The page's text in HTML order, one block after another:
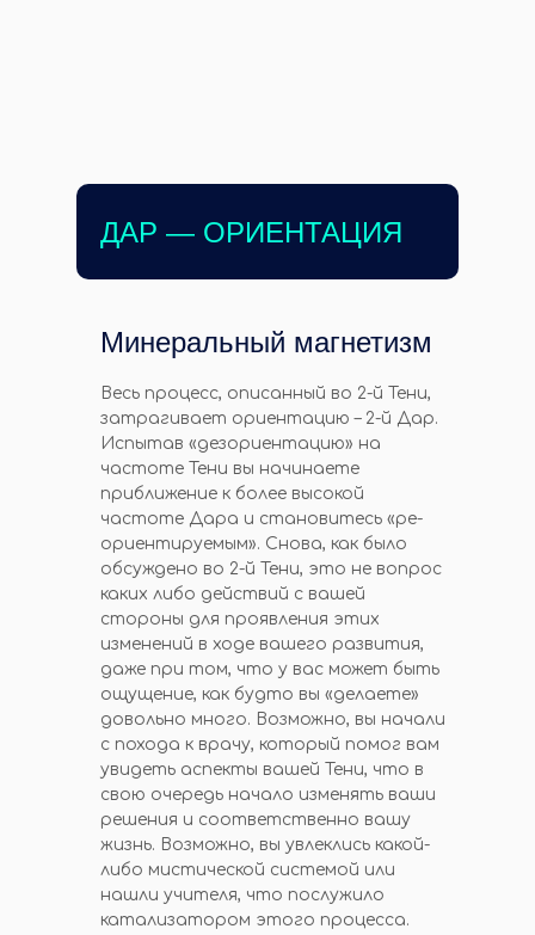
ДАР — ОРИЕНТАЦИЯ
Минеральный магнетизм
Весь процесс, описанный во 2-й Тени,
затрагивает ориентацию – 2-й Дар.
Испытав «дезориентацию» на
частоте Тени вы начинаете
приближение к более высокой
частоте Дара и становитесь «ре-
ориентируемым». Снова, как было
обсуждено во 2-й Тени, это не вопрос
каких либо действий с вашей
стороны для проявления этих
изменений в ходе вашего развития,
даже при том, что у вас может быть
ощущение, как будто вы «делаете»
довольно много. Возможно, вы начали
с похода к врачу, который помог вам
увидеть аспекты вашей Тени, что в
свою очередь начало изменять ваши
решения и соответственно вашу
жизнь. Возможно, вы увлеклись какой-
либо мистической системой или
нашли учителя, что послужило
катализатором этого процесса.